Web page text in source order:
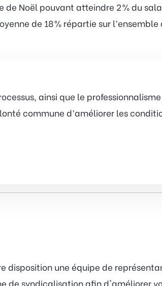
de Noël pouvant atteindre 2 % du
de 18 % répartie sur l’ensemble
ainsi que le
commune d’améliorer les
disposition une équipe de
de syndicalisation afin d'améliorer